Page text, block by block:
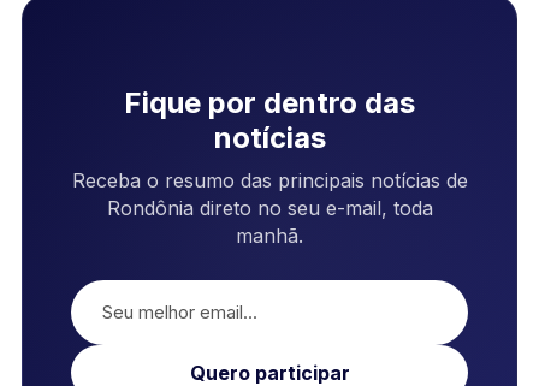
Fique por dentro das
notícias
Receba o resumo das principais notícias de
Rondônia direto no seu e-mail, toda
manhã.
Quero participar